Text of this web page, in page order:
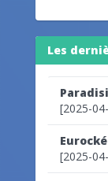
Les
[2025-
[2025-